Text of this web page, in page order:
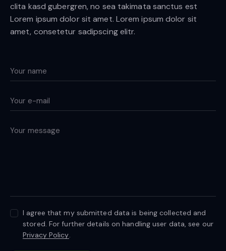
clita kasd gubergren, no sea takimata sanctus est
Lorem ipsum dolor sit amet. Lorem ipsum dolor sit
amet, consetetur sadipscing elitr.
I agree that my submitted data is being collected and
stored. For further details on handling user data, see our
Privacy Policy.